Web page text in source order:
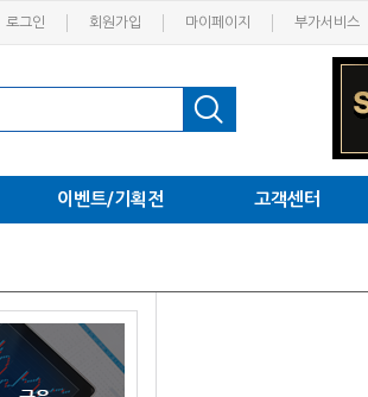
로그인 회원가입 마이페이지 부가서비스
이벤트/기획전 고객센터